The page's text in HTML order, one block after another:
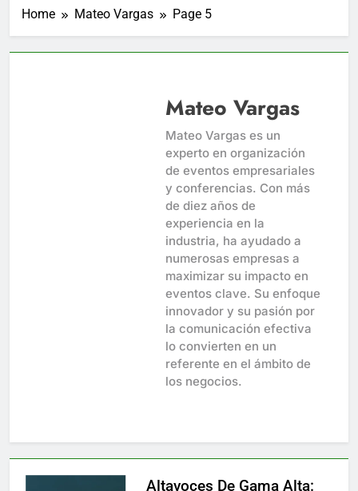
Home Mateo Vargas Page 5
Mateo Vargas
Mateo Vargas es un
experto en organización
de eventos empresariales
y conferencias. Con más
de diez años de
experiencia en la
industria, ha ayudado a
numerosas empresas a
maximizar su impacto en
eventos clave. Su enfoque
innovador y su pasión por
la comunicación efectiva
lo convierten en un
referente en el ámbito de
los negocios.
Altavoces De Gama Alta: